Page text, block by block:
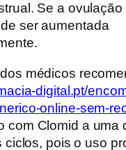
Se a ovulação
ser aumentada
médicos
digital.pt/
online-sem-
com Clomid a uma
ciclos, pois o uso